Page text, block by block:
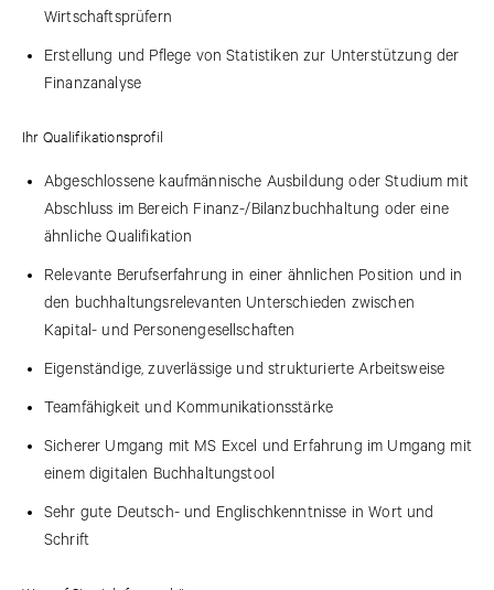
Wirtschaftsprüfern
Erstellung und Pflege von Statistiken zur Unterstützung der
Finanzanalyse
Ihr Qualifikationsprofil
Abgeschlossene kaufmännische Ausbildung oder Studium mit
Abschluss im Bereich Finanz-/Bilanzbuchhaltung oder eine
ähnliche Qualifikation
Relevante Berufserfahrung in einer ähnlichen Position und in
den buchhaltungsrelevanten Unterschieden zwischen
Kapital- und Personengesellschaften
Eigenständige, zuverlässige und strukturierte Arbeitsweise
Teamfähigkeit und Kommunikationsstärke
Sicherer Umgang mit MS Excel und Erfahrung im Umgang mit
einem digitalen Buchhaltungstool
Sehr gute Deutsch- und Englischkenntnisse in Wort und
Schrift